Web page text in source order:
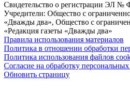
Свидетельство о регистрации ЭЛ №
Учредители: Общество с
«Дважды два», Общество с
«Редакция газеты «Дважды два»
Правила использования материалов
Политика в отношении обработки
Политика использования файлов
Согласие на обработку
Обновить страницу